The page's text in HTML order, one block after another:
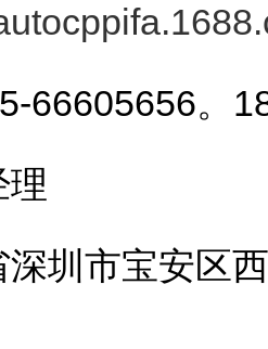
66605656。
圳市宝安区